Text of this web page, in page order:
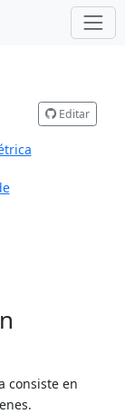
Editar
consiste en